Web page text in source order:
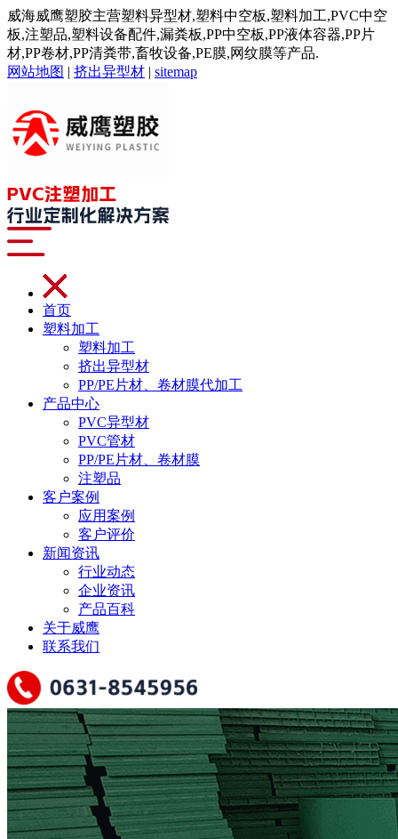
威海威鹰塑胶主营塑料异型材,塑料中空板,塑料加工,PVC中空
板,注塑品,塑料设备配件,漏粪板,PP中空板,PP液体容器,PP片
材,PP卷材,PP清粪带,畜牧设备,PE膜,网纹膜等产品.
网站地图 | 挤出异型材 | sitemap
首页
塑料加工
塑料加工
挤出异型材
PP/PE片材、卷材膜代加工
产品中心
PVC异型材
PVC管材
PP/PE片材、卷材膜
注塑品
客户案例
应用案例
客户评价
新闻资讯
行业动态
企业资讯
产品百科
关于威鹰
联系我们